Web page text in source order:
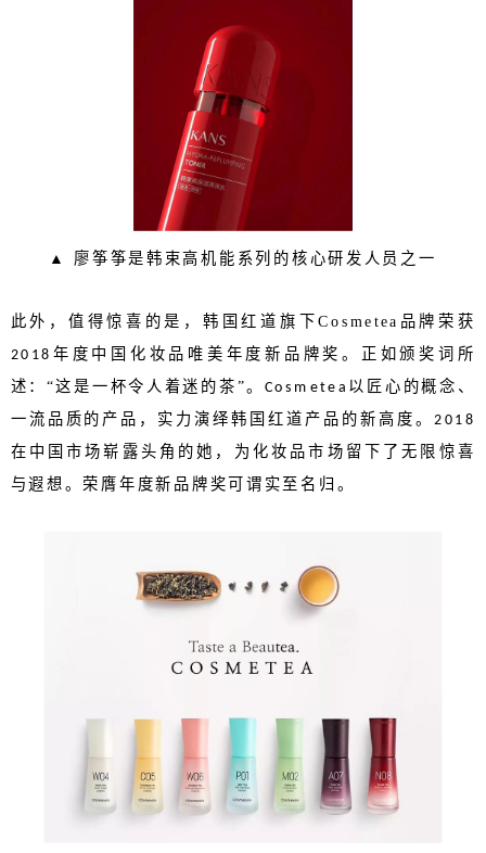
▲ 廖筝筝是韩束高机能系列的核心研发人员之一
此外，值得惊喜的是，韩国红道旗下Cosmetea 品牌荣获
2018 年度中国化妆品唯美年度新品牌奖。正如颁奖词所
述：“这是一杯令人着迷的茶”。
Cosmetea 以匠心的概念、
一流品质的产品，实力演绎韩国红道产品的新高度。2018
在中国市场崭露头角的她，为化妆品市场留下了无限惊喜
与遐想。荣膺年度新品牌奖可谓实至名归。